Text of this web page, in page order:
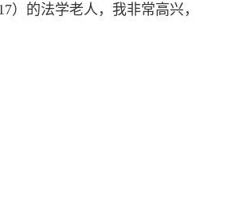
）的法学老人，我非常高兴，